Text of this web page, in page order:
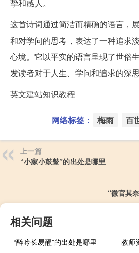
挚和感人。
这首诗词通过简洁而精确的语言，
和对学问的思考，表达了一种追求
心境。它以平实的语言呈现了世俗
发读者对于人生、学问和追求的深思
英文建站知识教程
网络标签： 梅雨 百
上一篇
“小家小鼓鼙”的出处是哪里
“微官其
相关问题
“醉吟长易醒”的出处是哪里
教师